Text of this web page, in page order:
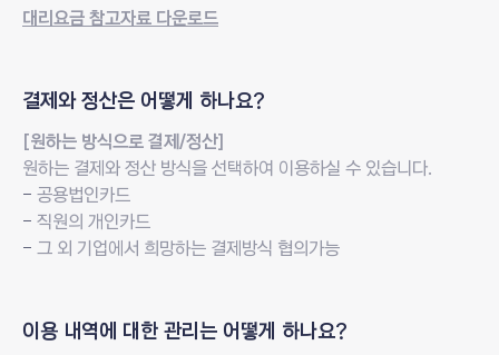
대리요금 참고자료 다운로드
질문
결제와 정산은 어떻게 하나요?
답변
[원하는 방식으로 결제/정산]
원하는 결제와 정산 방식을 선택하여 이용하실 수 있습니다.
공용법인카드
직원의 개인카드
그 외 기업에서 희망하는 결제방식 협의가능
질문
이용 내역에 대한관리는 어떻게 하나요?